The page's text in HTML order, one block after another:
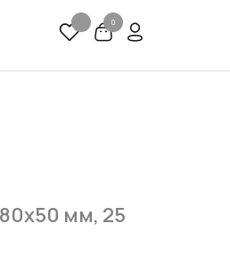
0
мм, 25